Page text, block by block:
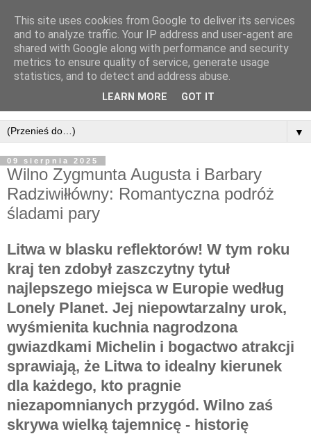
▼
09 sierpnia 2025
Wilno Zygmunta Augusta i Barbary
Radziwiłłówny: Romantyczna podróż
śladami pary
Litwa w blasku reflektorów! W tym roku
kraj ten zdobył zaszczytny tytuł
najlepszego miejsca w Europie według
Lonely Planet. Jej niepowtarzalny urok,
wyśmienita kuchnia nagrodzona
gwiazdkami Michelin i bogactwo atrakcji
sprawiają, że Litwa to idealny kierunek
dla każdego, kto pragnie
niezapomnianych przygód. Wilno zaś
skrywa wielką tajemnicę - historię
This site uses cookies from Google to deliver its services
and to analyze traffic. Your IP address and user-agent are
shared with Google along with performance and security
metrics to ensure quality of service, generate usage
statistics, and to detect and address abuse.
LEARN MORE GOT IT